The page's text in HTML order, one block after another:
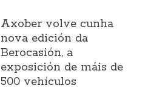
Axober volve cunha
nova edición da
Berocasión, a
exposición de máis de
500 vehículos